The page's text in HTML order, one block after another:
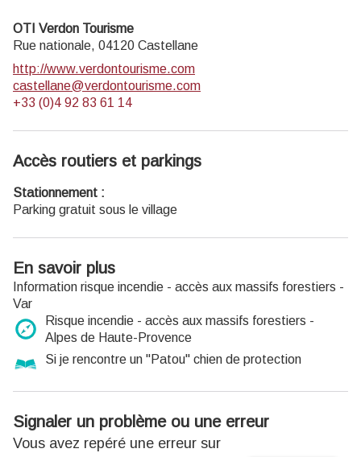
OTI Verdon Tourisme
Rue nationale, 04120 Castellane
http://www.verdontourisme.com
castellane@verdontourisme.com
+33 (0)4 92 83 61 14
Accès routiers et parkings
Stationnement :
Parking gratuit sous le village
En savoir plus
Information risque incendie - accès aux massifs forestiers -
Var
Risque incendie - accès aux massifs forestiers -
Alpes de Haute-Provence
Si je rencontre un "Patou" chien de protection
Signaler un problème ou une erreur
Vous avez repéré une erreur sur